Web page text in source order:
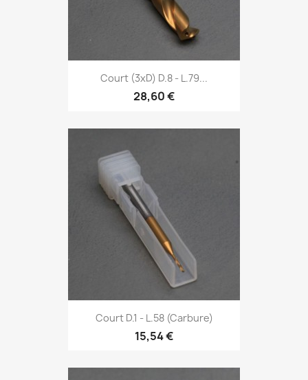
Court (3xD) D.8 - L.79...
28,60 €
Court D.1 - L.58 (Carbure)
15,54 €